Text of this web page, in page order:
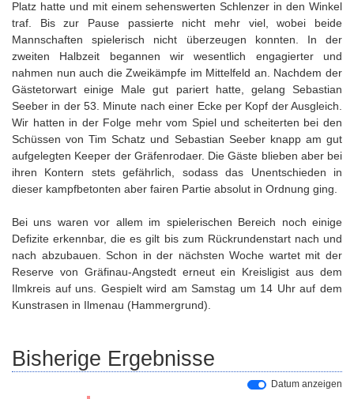
Platz hatte und mit einem sehenswerten Schlenzer in den Winkel
traf. Bis zur Pause passierte nicht mehr viel, wobei beide
Mannschaften spielerisch nicht überzeugen konnten. In der
zweiten Halbzeit begannen wir wesentlich engagierter und
nahmen nun auch die Zweikämpfe im Mittelfeld an. Nachdem der
Gästetorwart einige Male gut pariert hatte, gelang Sebastian
Seeber in der 53. Minute nach einer Ecke per Kopf der Ausgleich.
Wir hatten in der Folge mehr vom Spiel und scheiterten bei den
Schüssen von Tim Schatz und Sebastian Seeber knapp am gut
aufgelegten Keeper der Gräfenrodaer. Die Gäste blieben aber bei
ihren Kontern stets gefährlich, sodass das Unentschieden in
dieser kampfbetonten aber fairen Partie absolut in Ordnung ging.
Bei uns waren vor allem im spielerischen Bereich noch einige
Defizite erkennbar, die es gilt bis zum Rückrundenstart nach und
nach abzubauen. Schon in der nächsten Woche wartet mit der
Reserve von Gräfinau-Angstedt erneut ein Kreisligist aus dem
Ilmkreis auf uns. Gespielt wird am Samstag um 14 Uhr auf dem
Kunstrasen in Ilmenau (Hammergrund).
Bisherige Ergebnisse
Datum anzeigen